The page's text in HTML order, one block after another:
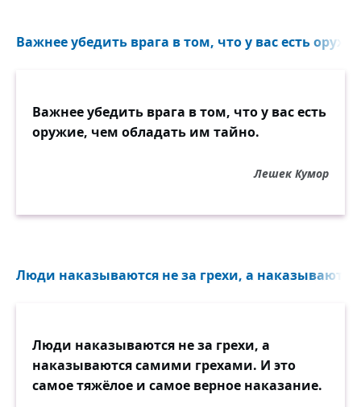
Важнее убедить врага в том, что у вас есть
Важнее убедить врага в том, что у вас есть
оружие, чем обладать им тайно.
Лешек Кумор
Люди наказываются не за грехи, а
Люди наказываются не за грехи, а
наказываются самими грехами. И это
самое тяжёлое и самое верное наказание.